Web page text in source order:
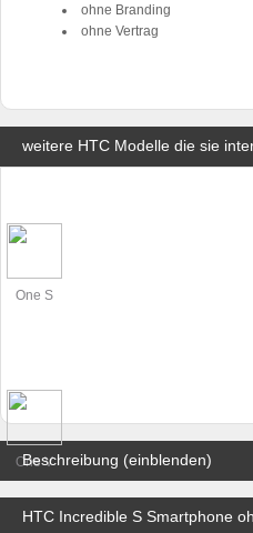
ohne Branding
ohne Vertrag
weitere HTC Modelle die sie
One S
One V
Beschreibung (einblenden)
HTC Incredible S Smartphone